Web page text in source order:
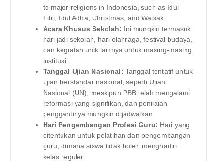
to major religions in Indonesia, such as Idul
Fitri, Idul Adha, Christmas, and Waisak.
Acara Khusus Sekolah: Ini mungkin termasuk
hari jadi sekolah, hari olahraga, festival budaya,
dan kegiatan unik lainnya untuk masing-masing
institusi.
Tanggal Ujian Nasional: Tanggal tentatif untuk
ujian berstandar nasional, seperti Ujian
Nasional (UN), meskipun PBB telah mengalami
reformasi yang signifikan, dan penilaian
penggantinya mungkin dijadwalkan.
Hari Pengembangan Profesi Guru: Hari yang
ditentukan untuk pelatihan dan pengembangan
guru, dimana siswa tidak boleh menghadiri
kelas reguler.